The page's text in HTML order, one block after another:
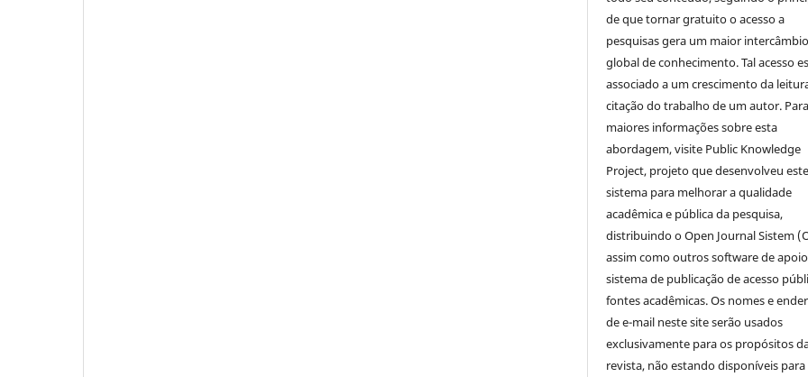
de que tornar gratuito o acesso a
pesquisas gera um maior intercâmbio
global de conhecimento. Tal acesso
associado a um crescimento da
citação do trabalho de um autor. Para
maiores informações sobre esta
abordagem, visite Public Knowledge
Project, projeto que desenvolveu este
sistema para melhorar a qualidade
acadêmica e pública da pesquisa,
distribuindo o Open Journal Sistem
assim como outros software de
sistema de publicação de acesso
fontes acadêmicas. Os nomes e
de e-mail neste site serão usados
exclusivamente para os propósitos
revista, não estando disponíveis para